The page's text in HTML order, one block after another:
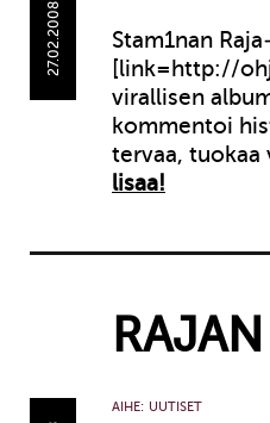
27.02.2008
Stam1nan
[link=http://
virallisen
kommentoi
tervaa, tuokaa
lisaa!
AIHE: UUTISET